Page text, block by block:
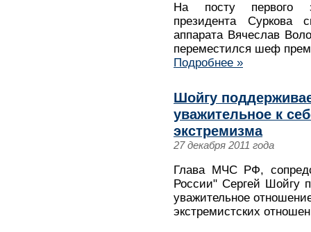
На посту первого
президента Суркова
аппарата Вячеслав
переместился шеф
Подробнее »
Шойгу
уважительное к
экстремизма
27 декабря 2011 года
Глава МЧС РФ,
России" Сергей Шойгу
уважительное
экстремистских